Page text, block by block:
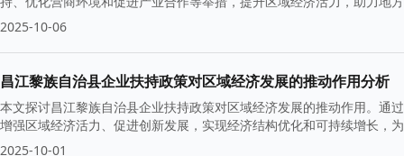
2025-10-06
昌江黎族自治县企业扶持政策对区域经济发展的推动作用分析
本文探讨昌江黎族自治县企业扶持政策对区域经济发展的推动作用。通
增强区域经济活力、促进创新发展，实现经济结构优化和可持续增长，
2025-10-01